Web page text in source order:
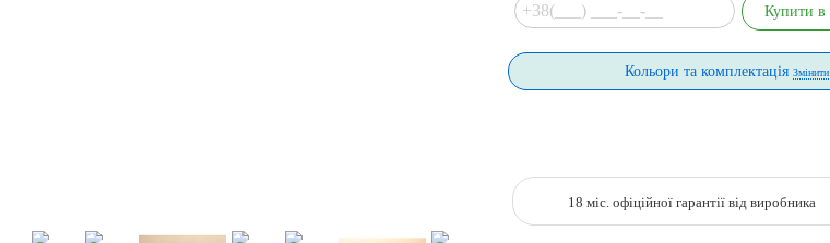
Кольори та комплектація Змінити
18 міс. офіційної гарантії від виробника